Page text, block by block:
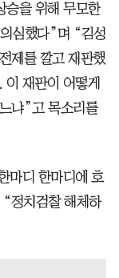
승을 위해 무모한
심했다”며 “김성
제를 깔고 재판했
재판이 어떻게
냐”고 목소리를
마디 한마디에 호
정치검찰 해체하